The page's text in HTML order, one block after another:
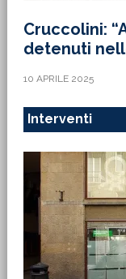
Cruccolini:
detenuti
10 APRILE 2025
Interventi